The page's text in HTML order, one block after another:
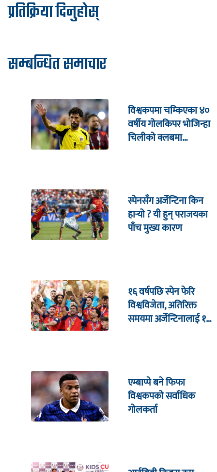
प्रतिक्रिया दिनुहोस्
सम्बन्धित समाचार
विश्वकपमा चम्किएका ४०
वर्षीय गोलकिपर भोजिन्हा
चिलीको क्लबमा
स्पेनसँग अर्जेन्टिना किन
हार्‍यो ? यी हुन् पराजयका
पाँच मुख्य कारण
१६ वर्षपछि स्पेन फेरि
विश्वविजेता, अतिरिक्त
समयमा अर्जेन्टिनालाई १–
एम्बाप्पे बने फिफा
विश्वकपको सर्वाधिक
गोलकर्ता